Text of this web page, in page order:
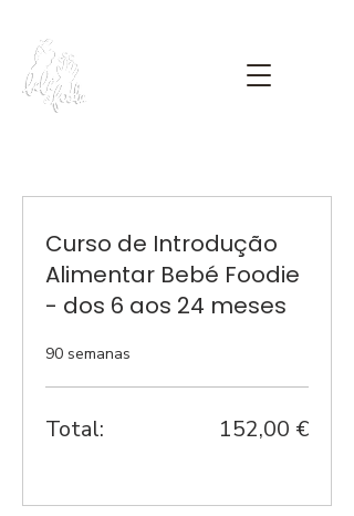
Curso de Introdução
Alimentar Bebé Foodie
- dos 6 aos 24 meses
90 semanas
Total: 152,00 €